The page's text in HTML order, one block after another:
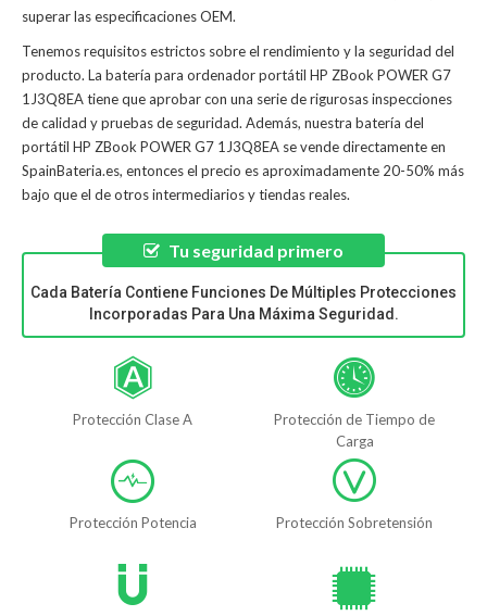
superar las especificaciones OEM.
Tenemos requisitos estrictos sobre el rendimiento y la seguridad del
producto. La batería para ordenador portátil HP ZBook POWER G7
1J3Q8EAtiene que aprobar con una serie de rigurosas inspecciones
de calidad y pruebas de seguridad. Además, nuestra batería del
portátil HP ZBook POWER G7 1J3Q8EA se vende directamente en
SpainBateria.es, entonces el precio es aproximadamente 20-50% más
bajo que el de otros intermediarios y tiendas reales.
Tu seguridad primero
Cada Batería Contiene Funciones De Múltiples Protecciones
Incorporadas Para Una Máxima Seguridad.
Protección Clase A
Protección de Tiempo de
Carga
Protección Potencia Protección Sobretensión